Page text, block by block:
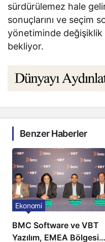
sürdürülemez hale
sonuçlarını ve seçim
yönetiminde değişiklik
bekliyor.
Benzer Haberler
BMC Software ve VBT
Yazılım, EMEA Bölgesi
Ekonomi